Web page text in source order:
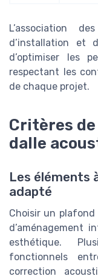
L’association
d’installation et
d’optimiser les
respectant les
de chaque projet.
Critères de
dalle
Les éléments
adapté
Choisir un
d’aménagement
esthétique.
fonctionnels
correction